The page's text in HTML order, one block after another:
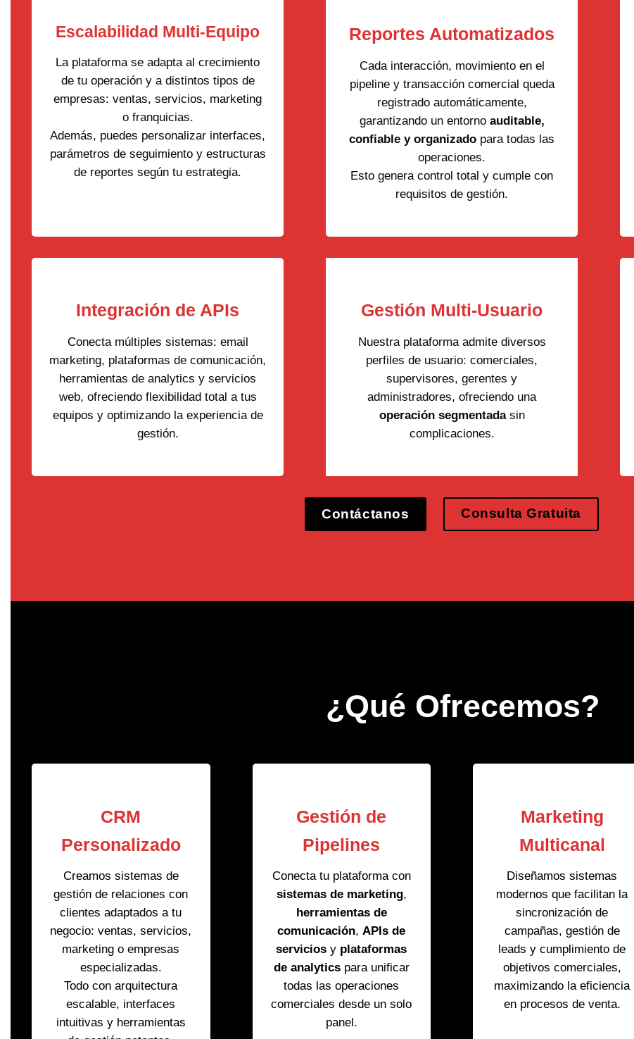
Escalabilidad Multi-Equipo
La plataforma se adapta al crecimiento
de tu operación y a distintos tipos de
empresas: ventas, servicios, marketing
o franquicias.
Además, puedes personalizar interfaces,
parámetros de seguimiento y estructuras
de reportes según tu estrategia.
Reportes Automatizados
Cada interacción, movimiento en el
pipeline y transacción comercial queda
registrado automáticamente,
garantizando un entorno auditable,
confiable y organizado para todas las
operaciones.
Esto genera control total y cumple con
requisitos de gestión.
Integración de APIs
Conecta múltiples sistemas: email
marketing, plataformas de comunicación,
herramientas de analytics y servicios
web, ofreciendo flexibilidad total a tus
equipos y optimizando la experiencia de
gestión.
Gestión Multi-Usuario
Nuestra plataforma admite diversos
perfiles de usuario: comerciales,
supervisores, gerentes y
administradores, ofreciendo una
operación segmentadasin
complicaciones.
Contáctanos Consulta Gratuita
¿Qué Ofrecemos?
CRM
Personalizado
Creamos sistemas de
gestión de relaciones con
clientes adaptados a tu
negocio: ventas, servicios,
marketing o empresas
especializadas.
Todo con arquitectura
escalable, interfaces
intuitivas y herramientas
Gestión de
Pipelines
Conecta tu plataforma con
sistemas de marketing,
herramientas de
comunicación,APIs de
servicios y plataformas
de analyticspara unificar
todas las operaciones
comerciales desde un solo
panel.
Marketing
Multicanal
Diseñamos sistemas
modernos que facilitan la
sincronización de
campañas, gestión de
leads y cumplimiento de
objetivos comerciales,
maximizando la eficiencia
en procesos de venta.